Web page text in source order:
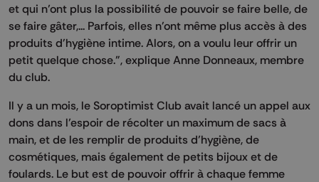
et qui n’ont plus la possibilité de pouvoir se faire belle, de
se faire gâter,... Parfois, elles n'ont même plus accès à des
produits d'hygiène intime. Alors, on a voulu leur offrir un
petit quelque chose.", explique Anne Donneaux, membre
du club.
Il y a un mois, le Soroptimist Club avait lancé un appel aux
dons dans l’espoir de récolter un maximum de sacs à
main, et de les remplir de produits d’hygiène, de
cosmétiques, mais également de petits bijoux et de
foulards. Le but est de pouvoir offrir à chaque femme